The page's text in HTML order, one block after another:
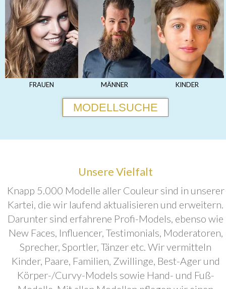
FRAUEN MÄNNER KINDER
MODELLSUCHE
Unsere Vielfalt
Knapp 5.000 Modelle aller Couleur sind in unserer
Kartei, die wir laufend aktualisieren und erweitern.
Darunter sind erfahrene Profi-Models, ebenso wie
New Faces, Influencer, Testimonials, Moderatoren,
Sprecher, Sportler, Tänzer etc. Wir vermitteln
Kinder, Paare, Familien, Zwillinge, Best-Ager und
Körper-/Curvy-Models sowie Hand- und Fuß-